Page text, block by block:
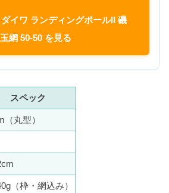
イワ ランディングポールII 磯
玉網 50-50 を見る
スペック
（丸型）
（枠・網込み）